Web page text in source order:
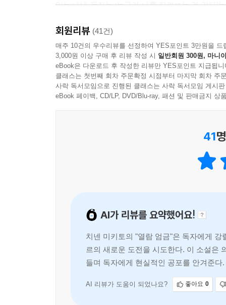
다만……, 불을 지른 피실험자가 불을 지르기 직전
보고 있다’라고요.
--- p.163
우에하라 아니에요! 저는 뛰어들지 않았어요.
플랫폼 끄트머리에 서 있는데 누가 제 등을 밀었다
읽는 내내 독자는 ‘누군가 나를 지켜보는 것 같다
현실을 더욱 강렬하게 느낄 수 있다는 게 모큐멘
● 절대로 열면 안 된다!
엽기 살인범의 정신 감정 보고서
『열람 엄금』은 작가가 넣어 둔 몇 가지 수수께
논리를 초월하는 일이 허용된다. 미스터리 소설
동시에 안겨 주는 전율의 독서 체험이 될 것이다!
회원리뷰 (41건)
매주 10건의 우수리뷰를 선정하여 YES포인트 3만원을 드
3,000원 이상 구매 후 리뷰 작성 시 일반회원 300원, 마니
eBook은 다운로드 후 작성한 리뷰만 YES포인트 지급됩니
클래스는 첫번째 회차 주문확정 시점부터 마지막 회차 주
사락 독서모임으로 진행된 클래스는 사락 독서모임 게시
eBook 페이백, CD/LP, DVD/Blu-ray, 패션 및 판매금지 상
41
AI가 리뷰를 요약했어요!
치넨 미키토의 "열람 엄금"은 독자에게
르의 새로운 도전을 시도한다. 이 소설은
들며 독자에게 현실적인 공포를 안겨준
문의가 범인을 면담하는 인터뷰 형식으